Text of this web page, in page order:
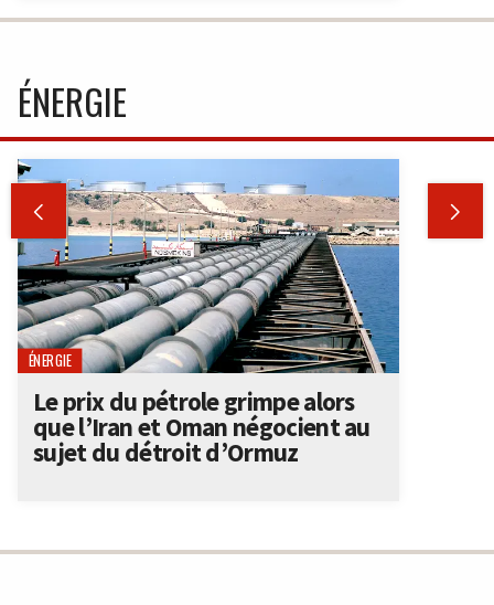
ÉNERGIE
 
ÉNERGIE
Le prix du pétrole grimpe alors
que l’Iran et Oman négocient au
sujet du détroit d’Ormuz